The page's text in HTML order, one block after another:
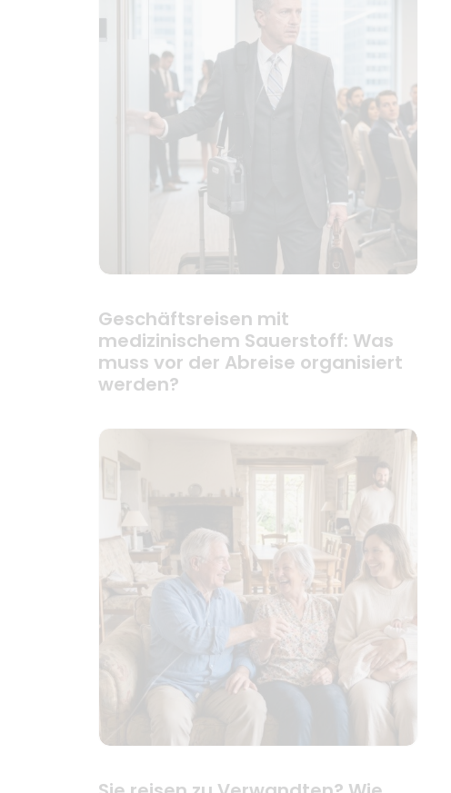
Geschäftsreisen mit
medizinischem Sauerstoff: Was
muss vor der Abreise organisiert
werden?